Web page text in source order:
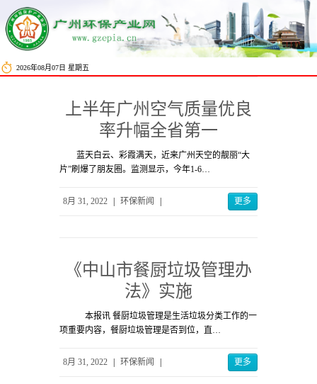
2026年08月07日 星期五
上半年广州空气质量优良
率升幅全省第一
蓝天白云、彩霞满天，近来广州天空的靓丽“大
片”刷爆了朋友圈。监测显示，今年1-6…
8月 31, 2022 环保新闻 更多
《中山市餐厨垃圾管理办
法》实施
本报讯 餐厨垃圾管理是生活垃圾分类工作的一
项重要内容，餐厨垃圾管理是否到位，直…
8月 31, 2022 环保新闻 更多